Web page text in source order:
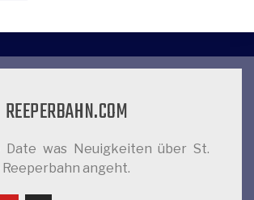
REEPERBAHN.COM
Date was Neuigkeiten über St.
Reeperbahn angeht.